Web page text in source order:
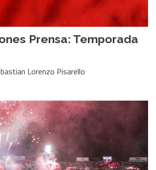
Prensa: Temporada
Lorenzo Pisarello